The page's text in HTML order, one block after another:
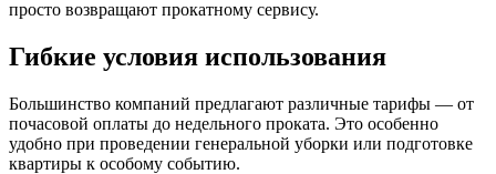
просто возвращают прокатному сервису.
Гибкие условия использования
Большинство компаний предлагают различные тарифы — от
почасовой оплаты до недельного проката. Это особенно
удобно при проведении генеральной уборки или подготовке
квартиры к особому событию.